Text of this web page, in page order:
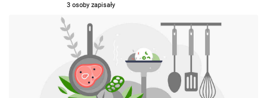
3 osoby zapisały